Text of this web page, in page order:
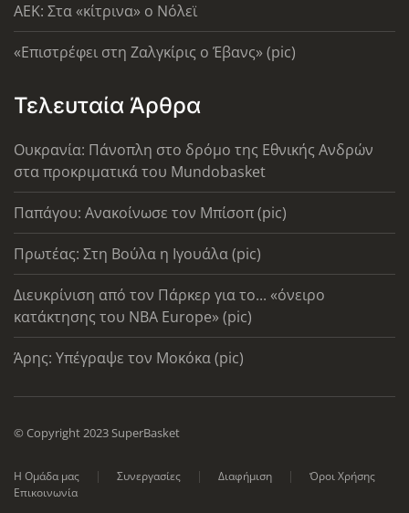
AEK: Στα «κίτρινα» ο Νόλεϊ
«Επιστρέφει στη Ζαλγκίρις ο Έβανς» (pic)
Τελευταία Άρθρα
Ουκρανία: Πάνοπλη στο δρόμο της Εθνικής Ανδρών
στα προκριματικά του Mundobasket
Παπάγου: Ανακοίνωσε τον Μπίσοπ (pic)
Πρωτέας: Στη Βούλα η Ιγουάλα (pic)
Διευκρίνιση από τον Πάρκερ για το... «όνειρο
κατάκτησης του ΝΒΑ Europe» (pic)
Άρης: Υπέγραψε τον Μοκόκα (pic)
© Copyright 2023 SuperBasket
Η Ομάδα μας Συνεργασίες Διαφήμιση
Όροι Χρήσης
Επικοινωνία